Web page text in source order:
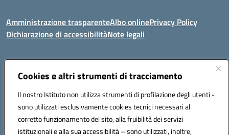
Cookies e altri strumenti di tracciamento
Il nostro Istituto non utilizza strumenti di profilazione degli utenti -
sono utilizzati esclusivamente cookies tecnici necessari al
corretto funzionamento del sito, alla fruibilità dei servizi
istituzionali e alla sua accessibilità – sono utilizzati, inoltre,
Amministrazione trasparenteAlbo onlinePrivacy Policy
Dichiarazione di accessibilitàNote legali
Indirizzo:Via Felice Cavallotti, 15 -84020 - Oliveto Citra
Posta elettronica certificata (PEC):saic81300d@pec.istruzione.it
Codice fiscale: 82005110653
Codice meccanografico: SAIC81300D